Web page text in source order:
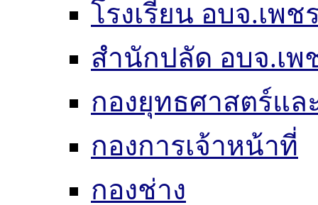
โรงเรียน อบจ.เพ
สำนักปลัด อบจ.เ
กองยุทธศาสตร์แ
กองการเจ้าหน้าที่
กองช่าง